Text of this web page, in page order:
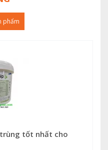
phẩm
trùng tốt nhất cho